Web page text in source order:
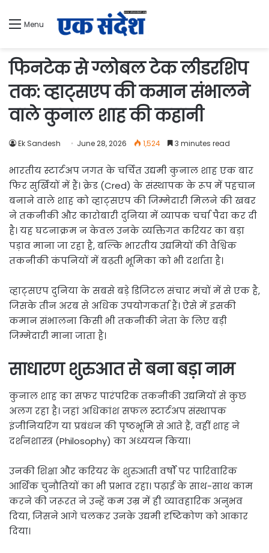
Menu
फिनटेक से ग्लोबल टेक लीडरशिप
तक: व्हाट्सएप की कमान संभालने
वाले कुनाल शाह की कहानी
Ek Sandesh June 28, 2026 1,524 3 minutes read
भारतीय स्टार्टअप जगत के चर्चित उद्यमी कुनाल शाह एक बार
फिर सुर्खियों में हैं। क्रेड (Cred) के संस्थापक के रूप में पहचान
बनाने वाले शाह को व्हाट्सएप की जिम्मेदारी मिलने की खबर
ने तकनीकी और कारोबारी दुनिया में व्यापक चर्चा पैदा कर दी
है। यह घटनाक्रम न केवल उनके व्यक्तिगत करियर का बड़ा
पड़ाव माना जा रहा है, बल्कि भारतीय उद्यमियों की वैश्विक
तकनीकी कंपनियों में बढ़ती भूमिका को भी दर्शाता है।
व्हाट्सएप दुनिया के सबसे बड़े डिजिटल संचार मंचों में से एक है,
जिसके तीन अरब से अधिक उपयोगकर्ता हैं। ऐसे में इसकी
कमान संभालना किसी भी तकनीकी नेता के लिए बड़ी
जिम्मेदारी माना जाता है।
साधारण शुरुआत से बना बड़ा नाम
कुनाल शाह का सफर पारंपरिक तकनीकी उद्यमियों से कुछ
अलग रहा है। जहां अधिकांश सफल स्टार्टअप संस्थापक
इंजीनियरिंग या प्रबंधन की पृष्ठभूमि से आते हैं, वहीं शाह ने
दर्शनशास्त्र (Philosophy) का अध्ययन किया।
उनकी शिक्षा और करियर के शुरुआती वर्षों पर पारिवारिक
आर्थिक चुनौतियों का भी प्रभाव रहा। पढ़ाई के साथ-साथ काम
करने की जरूरत ने उन्हें कम उम्र में ही व्यावहारिक अनुभव
दिया, जिसने आगे चलकर उनके उद्यमी दृष्टिकोण को आकार
दिया।